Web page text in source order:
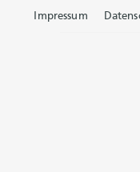
Impressum